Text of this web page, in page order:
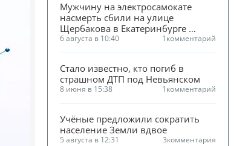
Мужчину на электросамокате
насмерть сбили на улице
Щербакова в Екатеринбурге
(ФОТО)
6 августа в 10:40 1комментарий
Стало известно, кто погиб в
страшном ДТП под Невьянском
8 июня в 15:38 1комментарий
Учёные предложили сократить
население Земли вдвое
5 августа в 12:31 3комментария